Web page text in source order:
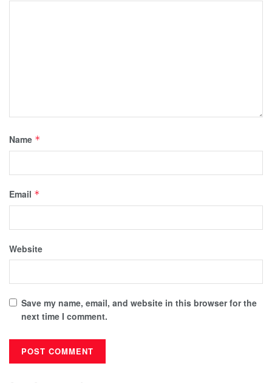
Name *
Email *
Website
Save my name, email, and website in this browser for the
next time I comment.